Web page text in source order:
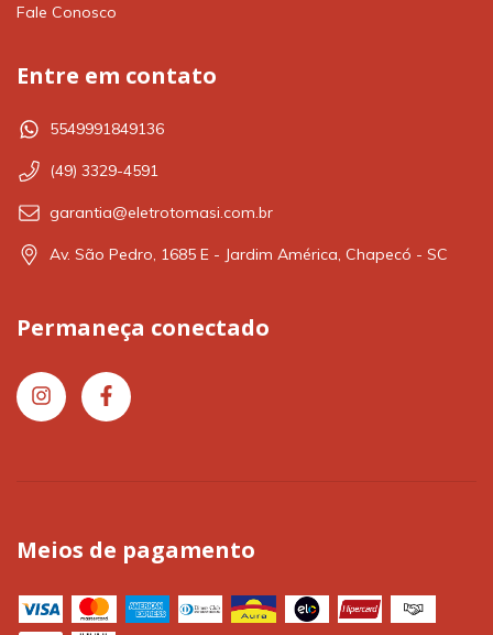
Fale Conosco
Entre em contato
5549991849136
(49) 3329-4591
garantia@eletrotomasi.com.br
Av. São Pedro, 1685 E - Jardim América, Chapecó - SC
Permaneça conectado
Meios de pagamento